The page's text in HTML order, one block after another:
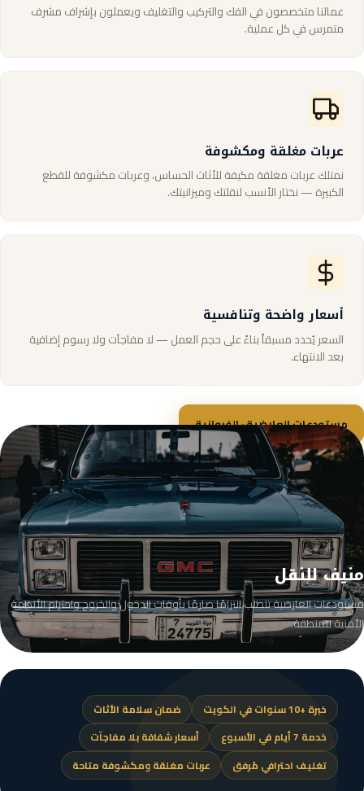
عمالنا متخصصون في الفك والتركيب والتغليف ويعملون بإشراف مشرف
متمرس في كل عملية.
عربات مغلقة ومكشوفة
نمتلك عربات مغلقة مكيفة للأثاث الحساس، وعربات مكشوفة للقطع
الكبيرة — نختار الأنسب لنقلتك وميزانيتك.
أسعار واضحة وتنافسية
السعر يُحدد مسبقاً بناءً على حجم العمل — لا مفاجآت ولا رسوم إضافية
بعد الانتهاء.
مستودعات العارضية · الفروانية
منيف للنقل
مستودعات العارضية تتطلب التزامًا صارمًا بأوقات الدخول والخروج واحترام الأنظمة
الأمنية للمنطقة.
خبرة +10 سنوات في الكويت
ضمان سلامة الأثاث
خدمة 7 أيام في الأسبوع
أسعار شفافة بلا مفاجآت
تغليف احترافي مُرفق
عربات مغلقة ومكشوفة متاحة